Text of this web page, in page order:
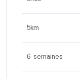
5km
6 semaines